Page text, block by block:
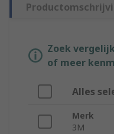
Zoek
of meer
Alles
Merk
3M